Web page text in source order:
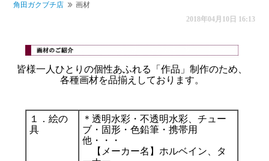
商店街
角田ガクブチ店
画材
2018年04月10日 16:13
皆様一人ひとりの個性あふれる「作品」制作のため、
各種画材を品揃えしております。
１．絵の
具
＊透明水彩・不透明水彩、チュー
ブ・固形・色鉛筆・携帯用
他・・・
【メーカー名】ホルベイン、タ